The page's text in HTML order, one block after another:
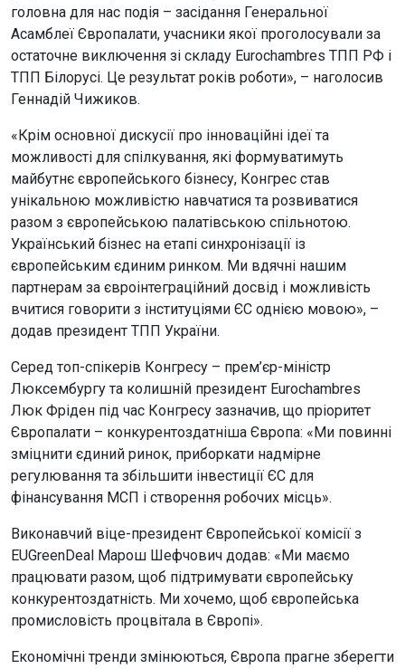
головна для нас подія – засідання Генеральної
Асамблеї Європалати, учасники якої проголосували за
остаточне виключення зі складу Eurochambres ТПП РФ і
ТПП Білорусі. Це результат років роботи», – наголосив
Геннадій Чижиков.
«Крім основної дискусії про інноваційні ідеї та
можливості для спілкування, які формуватимуть
майбутнє європейського бізнесу, Конгрес став
унікальною можливістю навчатися та розвиватися
разом з європейською палатівською спільнотою.
Український бізнес на етапі синхронізації із
європейським єдиним ринком. Ми вдячні нашим
партнерам за євроінтеграційний досвід і можливість
вчитися говорити з інституціями ЄС однією мовою», –
додав президент ТПП України.
Серед топ-спікерів Конгресу – прем’єр-міністр
Люксембургу та колишній президент Eurochambres
Люк Фріден під час Конгресу зазначив, що пріоритет
Європалати – конкурентоздатніша Європа: «Ми повинні
зміцнити єдиний ринок, приборкати надмірне
регулювання та збільшити інвестиції ЄС для
фінансування МСП і створення робочих місць».
Виконавчий віце-президент Європейської комісії з
EUGreenDeal Марош Шефчович додав: «Ми маємо
працювати разом, щоб підтримувати європейську
конкурентоздатність. Ми хочемо, щоб європейська
промисловість процвітала в Європі».
Економічні тренди змінюються, Європа прагне зберегти